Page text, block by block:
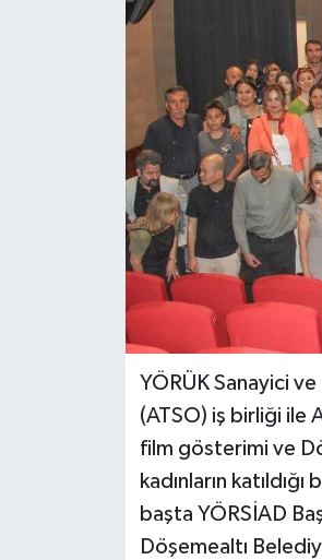
YÖRÜK Sanayici
(ATSO) iş birliği ile
film gösterimi ve
kadınların
başta YÖRSİAD
Döşemealtı
TURİZM
RÖPORTAJ
VİDEO HABERLER
YAZARLAR
RESMİ İLAN
MAGAZİN